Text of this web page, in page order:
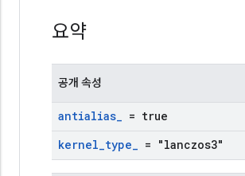
요약
공개 속성
antialias_ = true
kernel_type_ = "lanczos3"